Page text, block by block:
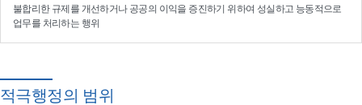
불합리한 규제를 개선하거나 공공의 이익을 증진하기 위하여 성실하고 능동적으로
업무를 처리하는 행위
적극행정의 범위